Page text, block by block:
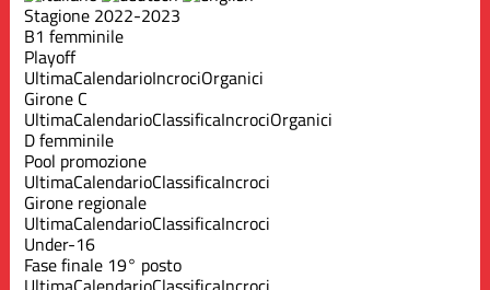
Stagione 2022-2023
B1 femminile
Playoff
UltimaCalendarioIncrociOrganici
Girone C
UltimaCalendarioClassificaIncrociOrganici
D femminile
Pool promozione
UltimaCalendarioClassificaIncroci
Girone regionale
UltimaCalendarioClassificaIncroci
Under-16
Fase finale 19° posto